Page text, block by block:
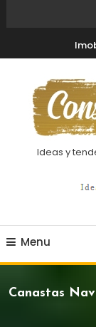
Ideas y
Menu
Canastas